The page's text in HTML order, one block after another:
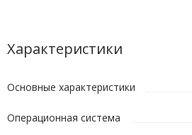
Характеристики
Основные характеристики
Операционная система